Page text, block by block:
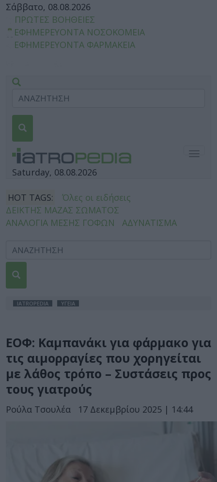
Σάββατο, 08.08.2026
ΠΡΩΤΕΣ ΒΟΗΘΕΙΕΣ
ΕΦΗΜΕΡΕΥΟΝΤΑ ΝΟΣΟΚΟΜΕΙΑ
ΕΦΗΜΕΡΕΥΟΝΤΑ ΦΑΡΜΑΚΕΙΑ
Saturday, 08.08.2026
HOT TAGS:
Όλες οι ειδήσεις
ΔΕΙΚΤΗΣ ΜΑΖΑΣ ΣΩΜΑΤΟΣ
ΑΝΑΛΟΓΙΑ ΜΕΣΗΣ ΓΟΦΩΝ
ΑΔΥΝΑΤΙΣΜΑ
IATROPEDIA ΥΓΕΙΑ
ΕΟΦ: Καμπανάκι για φάρμακο για
τις αιμορραγίες που χορηγείται
με λάθος τρόπο – Συστάσεις προς
τους γιατρούς
Ρούλα Τσουλέα 17 Δεκεμβρίου 2025 | 14:44